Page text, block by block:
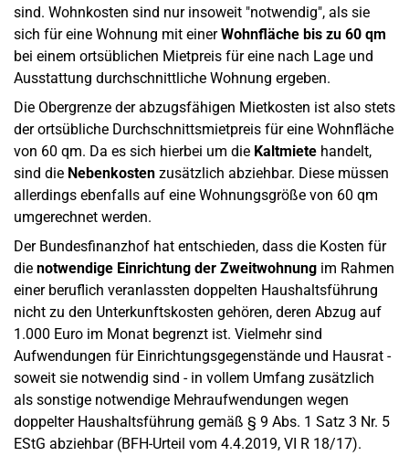
sind. Wohnkosten sind nur insoweit "notwendig", als sie
sich für eine Wohnung mit einerWohnfläche bis zu 60 qm
bei einem ortsüblichen Mietpreis für eine nach Lage und
Ausstattung durchschnittliche Wohnung ergeben.
Die Obergrenze der abzugsfähigen Mietkosten ist also stets
der ortsübliche Durchschnittsmietpreis für eine Wohnfläche
von 60 qm. Da es sich hierbei um die Kaltmiete handelt,
sind die Nebenkosten zusätzlich abziehbar. Diese müssen
allerdings ebenfalls auf eine Wohnungsgröße von 60 qm
umgerechnet werden.
Der Bundesfinanzhof hat entschieden, dass die Kosten für
die notwendige Einrichtung der Zweitwohnung im Rahmen
einer beruflich veranlassten doppelten Haushaltsführung
nicht zu den Unterkunftskosten gehören, deren Abzug auf
1.000 Euro im Monat begrenzt ist. Vielmehr sind
Aufwendungen für Einrichtungsgegenstände und Hausrat -
soweit sie notwendig sind - in vollem Umfang zusätzlich
als sonstige notwendige Mehraufwendungen wegen
doppelter Haushaltsführung gemäß § 9 Abs. 1 Satz 3 Nr. 5
EStG abziehbar (BFH-Urteil vom 4.4.2019, VI R 18/17).